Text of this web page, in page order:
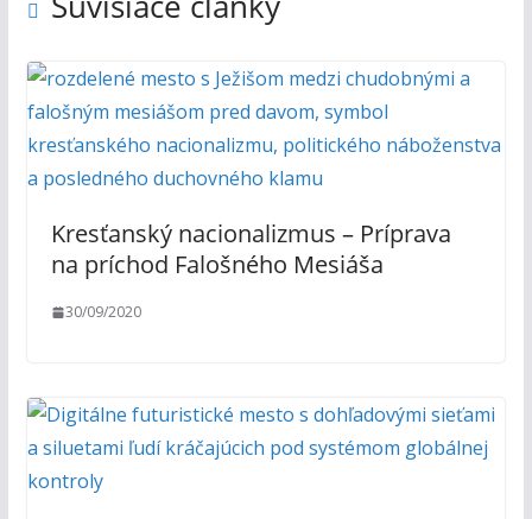
Kresťanský nacionalizmus – Príprava
na príchod Falošného Mesiáša
30/09/2020